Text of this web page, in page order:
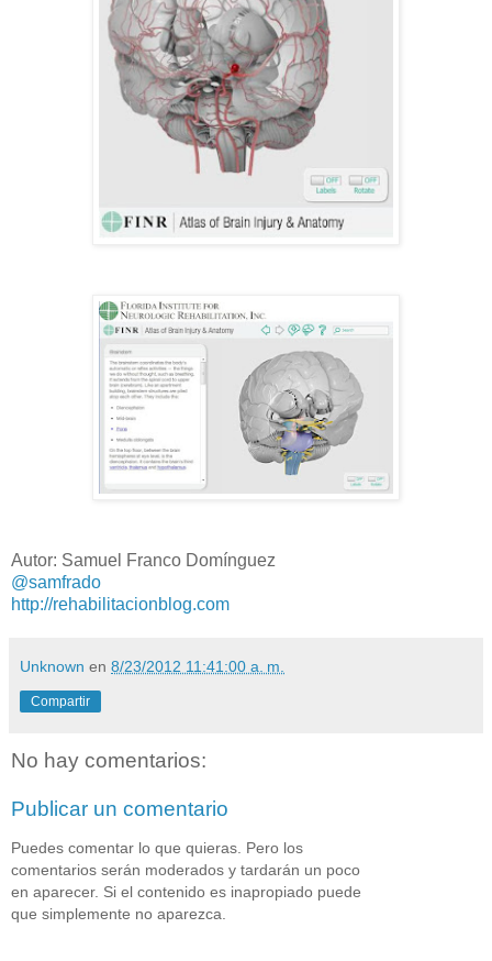
Autor: Samuel Franco Domínguez
@samfrado
http://rehabilitacionblog.com
Unknown en 8/23/2012 11:41:00 a. m.
Compartir
No hay comentarios:
Publicar un comentario
Puedes comentar lo que quieras. Pero los
comentarios serán moderados y tardarán un poco
en aparecer. Si el contenido es inapropiado puede
que simplemente no aparezca.